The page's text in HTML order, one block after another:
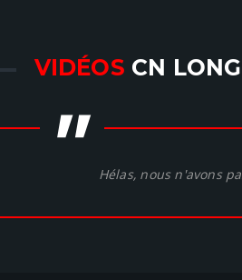
VIDÉOS CN
" Hélas, nous n'avons